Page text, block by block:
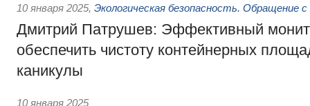
10 января 2025, Экологическая безопасность. Обращение
Дмитрий Патрушев: Эффективный
обеспечить чистоту контейнерных
каникулы
10 января 2025